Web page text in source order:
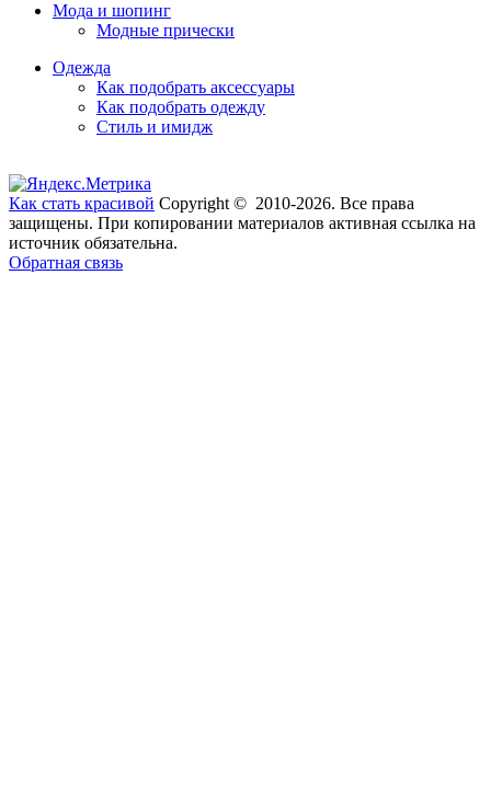
Мода и шопинг
Модные прически
Одежда
Как подобрать аксессуары
Как подобрать одежду
Стиль и имидж
Как стать красивой Copyright © 2010-2026. Все права
защищены. При копировании материалов активная ссылка на
источник обязательна.
Обратная связь